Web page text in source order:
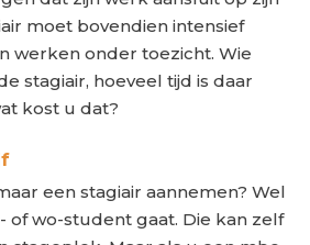
moet bovendien intensief
werken onder toezicht. Wie
stagiair, hoeveel tijd is daar
kost u dat?
een stagiair aannemen? Wel
of wo-student gaat. Die kan zelf